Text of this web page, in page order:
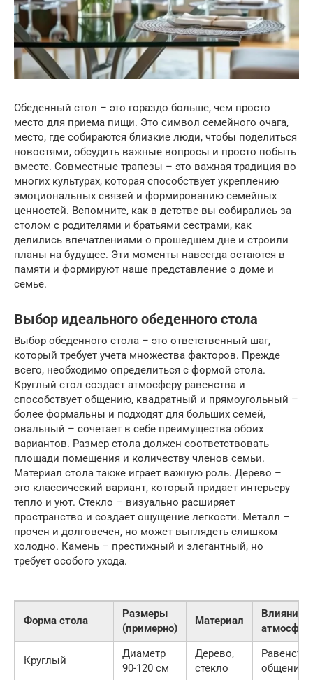
Обеденный стол – это гораздо больше, чем просто
место для приема пищи. Это символ семейного очага,
место, где собираются близкие люди, чтобы поделиться
новостями, обсудить важные вопросы и просто побыть
вместе. Совместные трапезы – это важная традиция во
многих культурах, которая способствует укреплению
эмоциональных связей и формированию семейных
ценностей. Вспомните, как в детстве вы собирались за
столом с родителями и братьями сестрами, как
делились впечатлениями о прошедшем дне и строили
планы на будущее. Эти моменты навсегда остаются в
памяти и формируют наше представление о доме и
семье.
Выбор идеального обеденного стола
Выбор обеденного стола – это ответственный шаг,
который требует учета множества факторов. Прежде
всего, необходимо определиться с формой стола.
Круглый стол создает атмосферу равенства и
способствует общению, квадратный и прямоугольный –
более формальны и подходят для больших семей,
овальный – сочетает в себе преимущества обоих
вариантов. Размер стола должен соответствовать
площади помещения и количеству членов семьи.
Материал стола также играет важную роль. Дерево –
это классический вариант, который придает интерьеру
тепло и уют. Стекло – визуально расширяет
пространство и создает ощущение легкости. Металл –
прочен и долговечен, но может выглядеть слишком
холодно. Камень – престижный и элегантный, но
требует особого ухода.
Форма стола
Размеры
(примерно)
Материал
Влияние
Круглый
Диаметр
90-120 см
Дерево,
стекло
общение